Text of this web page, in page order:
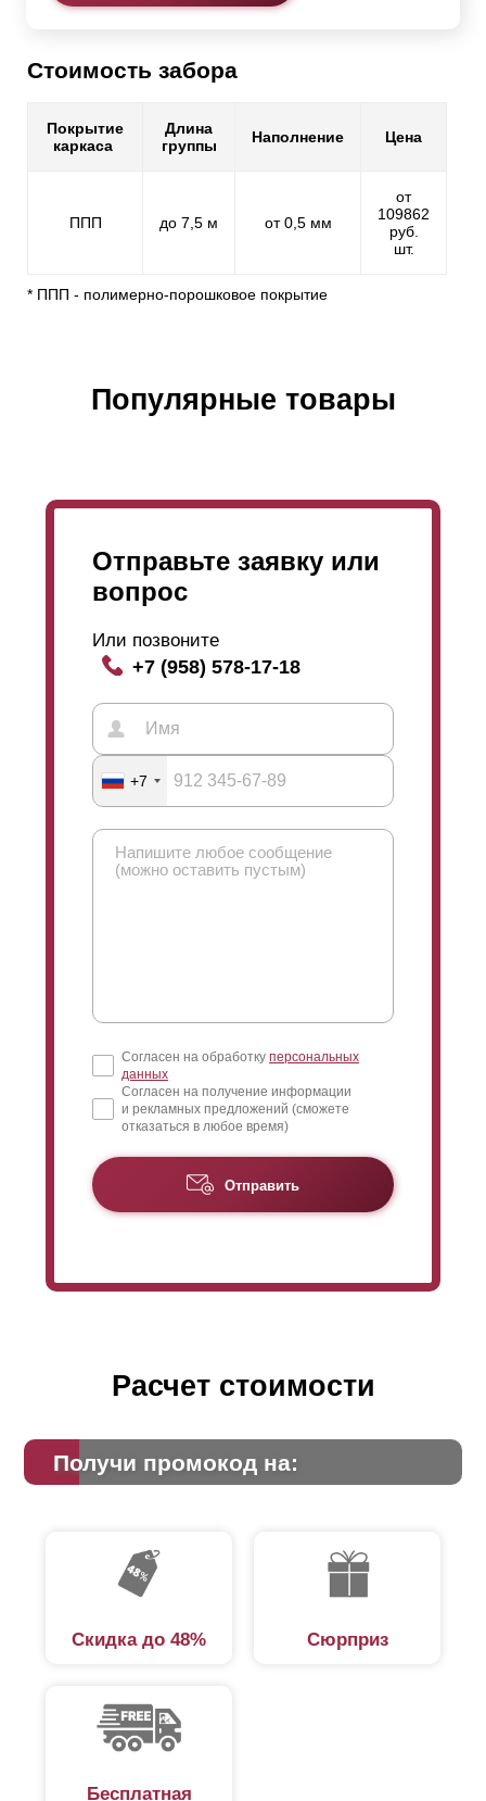
Стоимость забора
Покрытие
каркаса
Длина
группы
Наполнение Цена
ППП до 7,5 м от 0,5 мм
от
109862
руб.
шт.
* ППП - полимерно-порошковое покрытие
Популярные товары
Отправьте заявку или
вопрос
Или позвоните
+7 (958) 578-17-18
+7
Согласен на обработку персональных
данных
Согласен на получение информации
и рекламных предложений (сможете
отказаться в любое время)
Отправить
Расчет стоимости
Получи промокод на:
Скидка до 48% Сюрприз
Бесплатная